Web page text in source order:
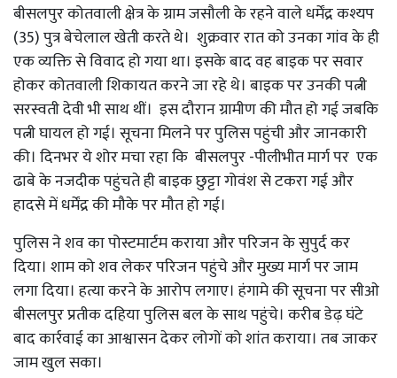
बीसलपुर कोतवाली क्षेत्र के ग्राम जसौली के रहने वाले धर्मेंद्र कश्यप
(35) पुत्र बेचेलाल खेती करते थे। शुक्रवार रात को उनका गांव के ही
एक व्यक्ति से विवाद हो गया था। इसके बाद वह बाइक पर सवार
होकर कोतवाली शिकायत करने जा रहे थे। बाइक पर उनकी पत्नी
सरस्वती देवी भी साथ थीं। इस दौरान ग्रामीण की मौत हो गई जबकि
पत्नी घायल हो गई। सूचना मिलने पर पुलिस पहुंची और जानकारी
की। दिनभर ये शोर मचा रहा कि बीसलपुर -पीलीभीत मार्ग पर एक
ढाबे के नजदीक पहुंचते ही बाइक छुट्टा गोवंश से टकरा गई और
हादसे में धर्मेंद्र की मौके पर मौत हो गई।
पुलिस ने शव का पोस्टमार्टम कराया और परिजन के सुपुर्द कर
दिया। शाम को शव लेकर परिजन पहुंचे और मुख्य मार्ग पर जाम
लगा दिया। हत्या करने के आरोप लगाए। हंगामे की सूचना पर सीओ
बीसलपुर प्रतीक दहिया पुलिस बल के साथ पहुंचे। करीब डेढ़ घंटे
बाद कार्रवाई का आश्वासन देकर लोगों को शांत कराया। तब जाकर
जाम खुल सका।